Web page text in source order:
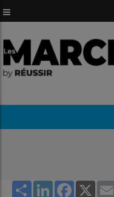
au
principal
Share LinkedInFacebook
X